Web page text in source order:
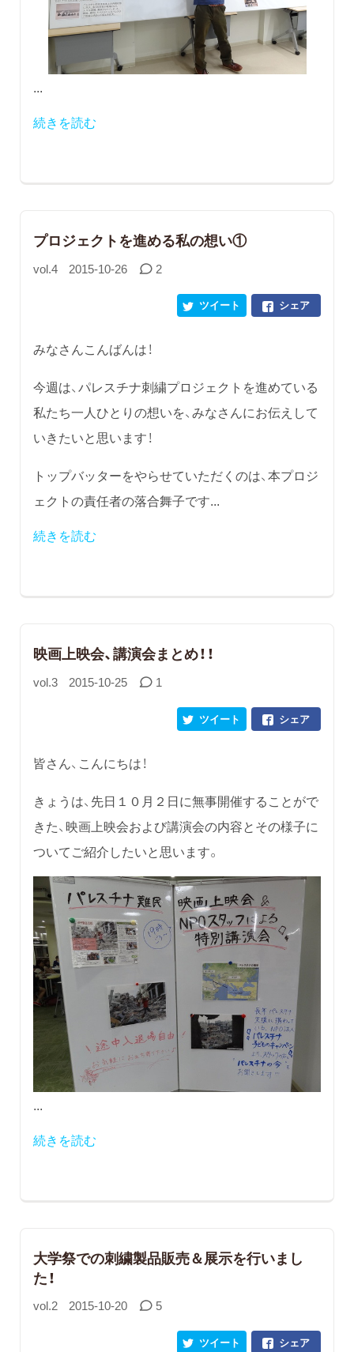
...
続きを読む
プロジェクトを進める私の想い①
vol.4 2015-10-26 2
シェア
ツイート
みなさんこんばんは！
今週は、パレスチナ刺繍プロジェクトを進めている
私たち一人ひとりの想いを、みなさんにお伝えして
いきたいと思います！
トップバッターをやらせていただくのは、本プロジ
ェクトの責任者の落合舞子です...
続きを読む
映画上映会、講演会まとめ！！
vol.3 2015-10-25 1
シェア
ツイート
皆さん、こんにちは！
きょうは、先日１０月２日に無事開催することがで
きた、映画上映会および講演会の内容とその様子に
ついてご紹介したいと思います。
...
続きを読む
大学祭での刺繍製品販売＆展示を行いまし
た！
vol.2 2015-10-20 5
シェア
ツイート